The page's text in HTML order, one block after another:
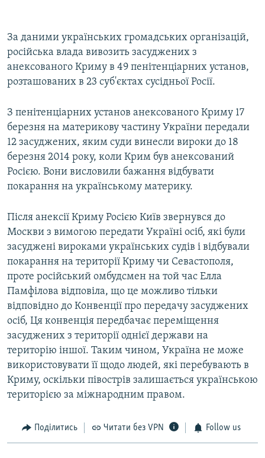
За даними українських громадських організацій,
російська влада вивозить засуджених з
анексованого Криму в 49 пенітенціарних установ,
розташованих в 23 суб'єктах сусідньої Росії.
З пенітенціарних установ анексованого Криму 17
березня на материкову частину України передали
12 засуджених, яким суди винесли вироки до 18
березня 2014 року, коли Крим був анексований
Росією. Вони висловили бажання відбувати
покарання на українському материку.
Після анексії Криму Росією Київ звернувся до
Москви з вимогою передати Україні осіб, які були
засуджені вироками українських судів і відбували
покарання на території Криму чи Севастополя,
проте російський омбудсмен на той час Елла
Памфілова відповіла, що це можливо тільки
відповідно до Конвенції про передачу засуджених
осіб, Ця конвенція передбачає переміщення
засуджених з території однієї держави на
територію іншої. Таким чином, Україна не може
використовувати її щодо людей, які перебувають в
Криму, оскільки півострів залишається українською
територією за міжнародним правом.
Поділитись Читати без VPN Follow us